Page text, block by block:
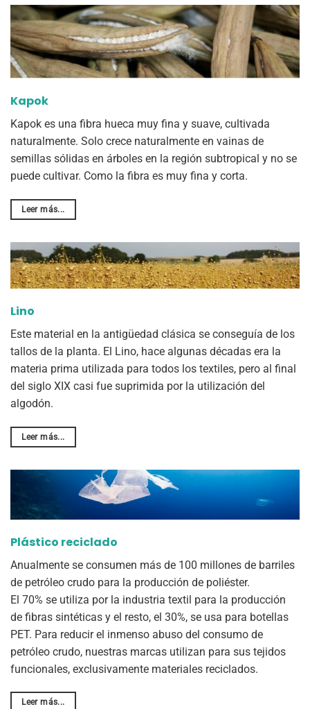
Kapok
Kapok es una fibra hueca muy fina y suave, cultivada
naturalmente. Solo crece naturalmente en vainas de
semillas sólidas en árboles en la región subtropical y no se
puede cultivar. Como la fibra es muy fina y corta.
Leer más...
Lino
Este material en la antigüedad clásica se conseguía de los
tallos de la planta. El Lino, hace algunas décadas era la
materia prima utilizada para todos los textiles, pero al final
del siglo XIX casi fue suprimida por la utilización del
algodón.
Leer más...
Plástico reciclado
Anualmente se consumen más de 100 millones de barriles
de petróleo crudo para la producción de poliéster.
El 70% se utiliza por la industria textil para la producción
de fibras sintéticas y el resto, el 30%, se usa para botellas
PET. Para reducir el inmenso abuso del consumo de
petróleo crudo, nuestras marcas utilizan para sus tejidos
funcionales, exclusivamente materiales reciclados.
Leer más...